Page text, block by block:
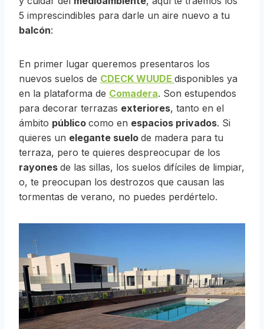
5 imprescindibles para darle un aire nuevo a tu
balcón:
En primer lugar queremos presentaros los
nuevos suelos de CDECK WUUDE disponibles ya
en la plataforma de Comadera. Son estupendos
para decorar terrazas exteriores, tanto en el
ámbito público como en espacios privados. Si
quieres un elegante suelo de madera para tu
terraza, pero te quieres despreocupar de los
rayones de las sillas, los suelos difíciles de limpiar,
o, te preocupan los destrozos que causan las
tormentas de verano, no puedes perdértelo.